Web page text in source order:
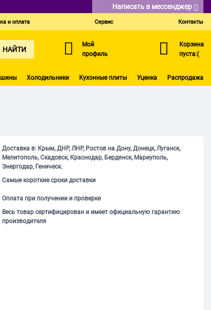
Написать в мессенджер
и оплата Сервис Контакты
НАЙТИ
Мой
профиль
Корзина
пуста:(
Холодильники Кухонные плиты Уценка Распродажа
Доставка в: Крым, ДНР, ЛНР, Ростов на Дону, Донецк, Луганск,
Мелитополь, Скадовск, Краснодар, Бердянск, Мариуполь,
Энергодар, Геническ.
Самые короткие сроки доставки
Оплата при получении и проверке
Весь товар сертифицирован и имеет официальную гарантию
производителя